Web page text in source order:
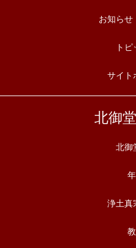
お知らせ
ト
サイト
北御
北御
浄土真